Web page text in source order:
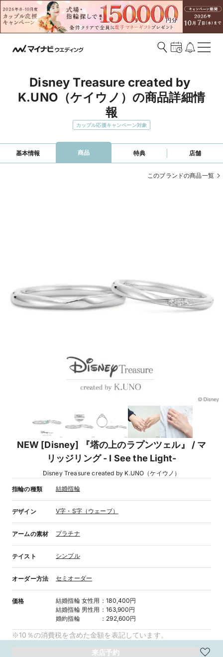
Disney Treasure created by
K.UNO（ケイウノ）の商品詳細情
報
カップル応援キャンペーン対象
基本情報 商品 特典 店舗
このブランドの商品一覧
NEW [Disney] 『塔の上のラプンツェル』 / マ
リッジリング - I See the Light-
Disney Treasure created by K.UNO（ケイウノ）
指輪の種類 結婚指輪
デザイン V字・S字（ウェーブ）
アームの素材 プラチナ
テイスト シンプル
オーダー方法 セミオーダー
価格 結婚指輪 女性用 ：180,400円
結婚指輪 男性用 ：163,900円
婚約指輪
： 292,600円
※10％の消費税を含めた金額を表記しています。
来店予約